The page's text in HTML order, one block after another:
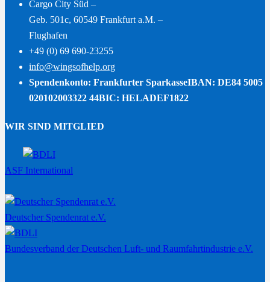
Cargo City Süd –
Geb. 501c, 60549 Frankfurt a.M. –
Flughafen
+49 (0) 69 690-23255
info@wingsofhelp.org
Spendenkonto: Frankfurter SparkasseIBAN: DE84 5005
020102003322 44BIC: HELADEF1822
WIR SIND MITGLIED
ASF International
Deutscher Spendenrat e.V.
Bundesverband der Deutschen Luft- und Raumfahrtindustrie e.V.